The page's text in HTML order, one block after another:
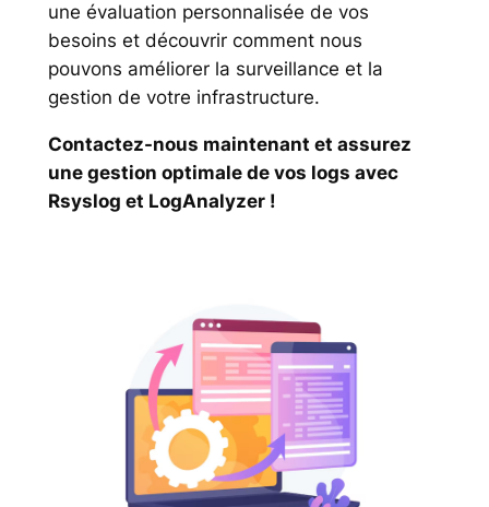
une évaluation personnalisée de vos
besoins et découvrir comment nous
pouvons améliorer la surveillance et la
gestion de votre infrastructure.
Contactez-nous maintenant et assurez
une gestion optimale de vos logs avec
Rsyslog et LogAnalyzer !